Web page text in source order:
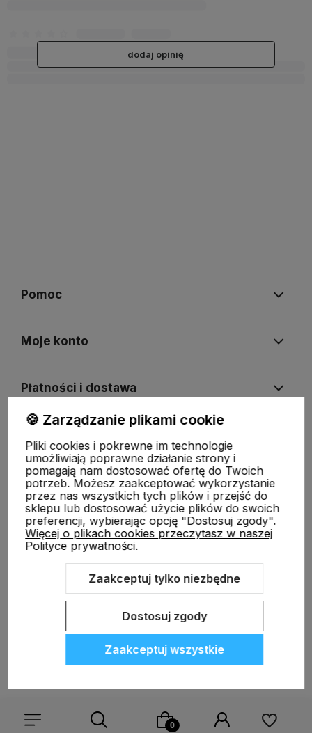
dodaj opinię
Pomoc
Moje konto
Płatności i dostawa
O nas
Sklep internetowy Shoper.pl Szablon Shoper Modern 3.0™
🍪 Zarządzanie plikami cookie
Pliki cookies i pokrewne im technologie
umożliwiają poprawne działanie strony i
pomagają nam dostosować ofertę do Twoich
potrzeb. Możesz zaakceptować wykorzystanie
przez nas wszystkich tych plików i przejść do
sklepu lub dostosować użycie plików do swoich
preferencji, wybierając opcję "Dostosuj zgody".
Więcej o plikach cookies przeczytasz w naszej
Polityce prywatności.
Zaakceptuj tylko niezbędne
Dostosuj zgody
Zaakceptuj wszystkie